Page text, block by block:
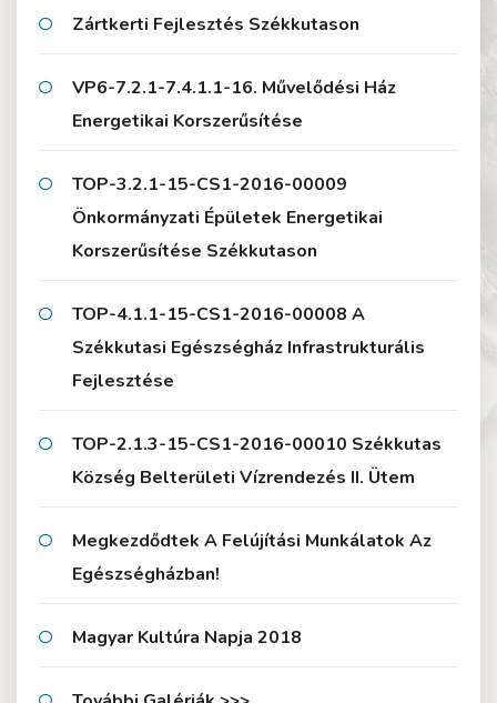
Zártkerti Fejlesztés Székkutason
VP6-7.2.1-7.4.1.1-16. Művelődési Ház
Energetikai Korszerűsítése
TOP-3.2.1-15-CS1-2016-00009
Önkormányzati Épületek Energetikai
Korszerűsítése Székkutason
TOP-4.1.1-15-CS1-2016-00008 A
Székkutasi Egészségház Infrastrukturális
Fejlesztése
TOP-2.1.3-15-CS1-2016-00010 Székkutas
Község Belterületi Vízrendezés II. Ütem
Megkezdődtek A Felújítási Munkálatok Az
Egészségházban!
Magyar Kultúra Napja 2018